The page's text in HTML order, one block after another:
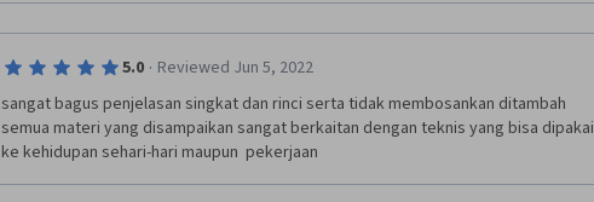
5.0 · Reviewed Jun 5, 2022
sangat bagus penjelasan singkat dan rinci serta tidak membosankan ditambah
semua materi yang disampaikan sangat berkaitan dengan teknis yang bisa dipakai
ke kehidupan sehari-hari maupun  pekerjaan